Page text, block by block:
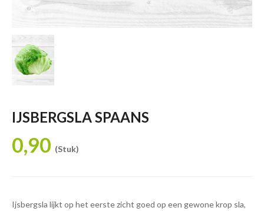
IJSBERGSLA SPAANS
0,90 (Stuk)
Ijsbergsla lijkt op het eerste zicht goed op een gewone krop sla,